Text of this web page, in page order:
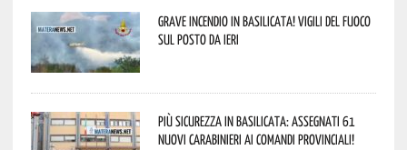
Grave incendio in Basilicata! Vigili del fuoco
sul posto da ieri
Più sicurezza in Basilicata: assegnati 61
nuovi Carabinieri ai Comandi provinciali!